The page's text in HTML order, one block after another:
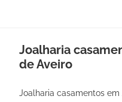
Joalharia
de Aveiro
Joalharia casamentos em